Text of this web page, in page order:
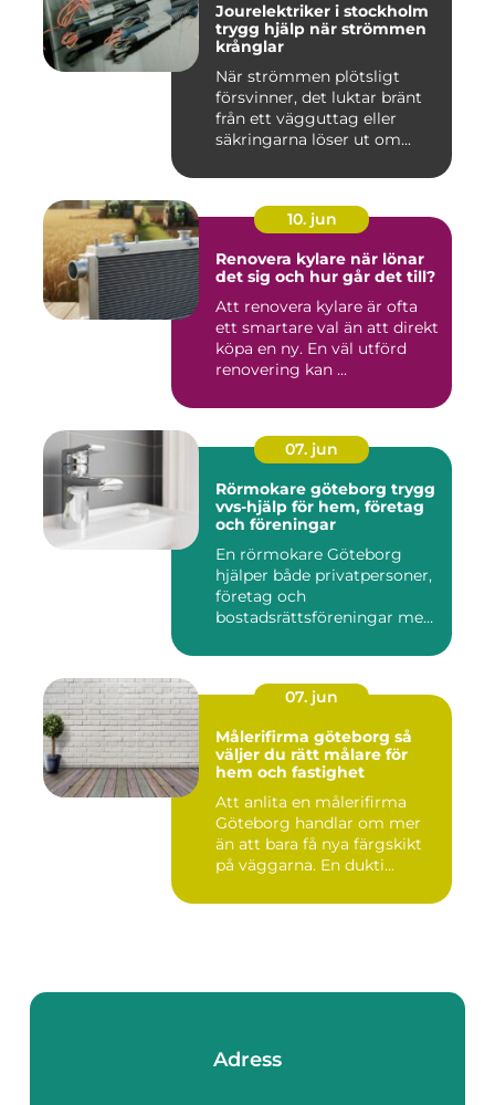
Jourelektriker i stockholm
trygg hjälp när strömmen
krånglar
När strömmen plötsligt
försvinner, det luktar bränt
från ett vägguttag eller
säkringarna löser ut om...
10. jun
Renovera kylare när lönar
det sig och hur går det till?
Att renovera kylare är ofta
ett smartare val än att direkt
köpa en ny. En väl utförd
renovering kan ...
07. jun
Rörmokare göteborg trygg
vvs-hjälp för hem, företag
och föreningar
En rörmokare Göteborg
hjälper både privatpersoner,
företag och
bostadsrättsföreningar med
07. jun
Målerifirma göteborg så
väljer du rätt målare för
hem och fastighet
Att anlita en målerifirma
Göteborg handlar om mer
än att bara få nya färgskikt
på väggarna. En dukti...
Adress